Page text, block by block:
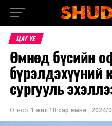
ЦАГ ҮЕ
Өмнөд бүсийн
сургууль
Огноо: 1 жил 10 сар.өмнө , 2024/